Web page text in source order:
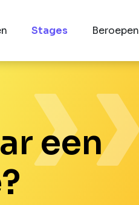
Stages Beroepen
een